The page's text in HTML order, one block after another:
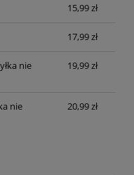
15,99 zł
17,99 zł
nie
19,99 zł
nie
20,99 zł